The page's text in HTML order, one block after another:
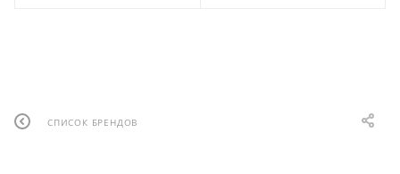
СПИСОК БРЕНДОВ